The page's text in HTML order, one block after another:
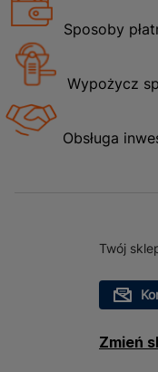
Sposoby
Wypożycz
Obsługa
Twój
Zmień